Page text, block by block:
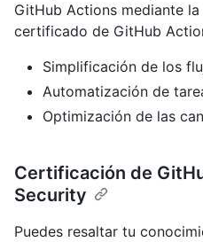
GitHub Actions mediante
certificado de GitHub
Simplificación de los
Automatización de
Optimización de las
Certificación de
Security
Puedes resaltar tu